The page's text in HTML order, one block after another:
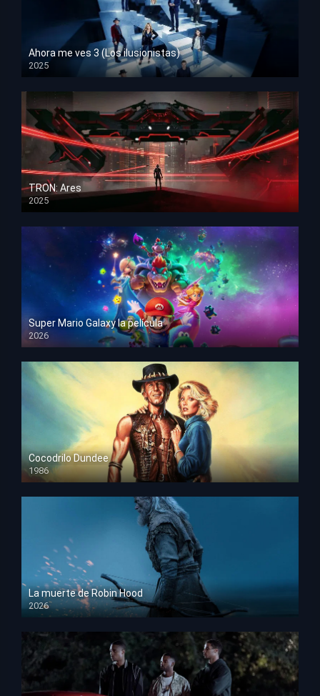
Ahora me ves 3 (Los ilusionistas)
2025
HD 1080p
TRON: Ares
2025
HD 1080p
Super Mario Galaxy la película
2026
HD 1080p
Cocodrilo Dundee
1986
HD 1080p
La muerte de Robin Hood
2026
HD 1080p